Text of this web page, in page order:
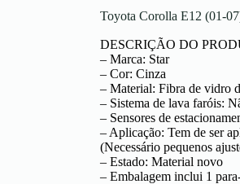
Toyota Corolla E12 (01-
DESCRIÇÃO DO
– Marca: Star
– Cor: Cinza
– Material: Fibra de vidro
– Sistema de lava faróis:
– Sensores de
– Aplicação: Tem de ser
(Necessário pequenos
– Estado: Material novo
– Embalagem inclui 1